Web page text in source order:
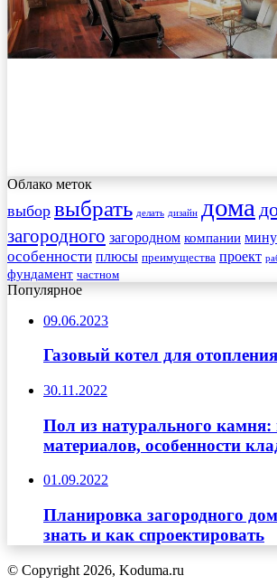
Облако меток
выбор выбрать делать дизайн дома
загородного загородном компании
особенности плюсы преимущества проект
фундамент частном
Популярное
09.06.2023
Газовый котел для отопления
30.11.2022
Пол из натурального
материалов, особенности
01.09.2022
Планировка загородного
знать и как спроектировать
© Copyright 2026, Koduma.ru